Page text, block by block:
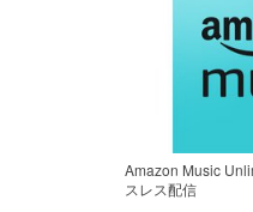
Amazon Music
スレス配信